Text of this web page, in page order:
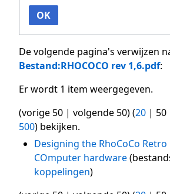
OK
De volgende pagina's verwijzen
Bestand:RHOCOCO rev 1,6.pdf:
Er wordt 1 item weergegeven.
(vorige 50 | volgende 50) (20 | 50
500) bekijken.
Designing the RhoCoCo
COmputer hardware
koppelingen)